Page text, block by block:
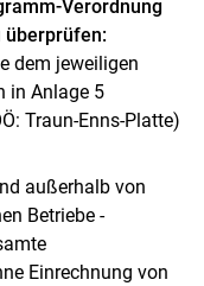
Verordnung
überprüfen:
dem jeweiligen
in Anlage 5
Traun-Enns-Platte)
außerhalb von
Betriebe -
Einrechnung von